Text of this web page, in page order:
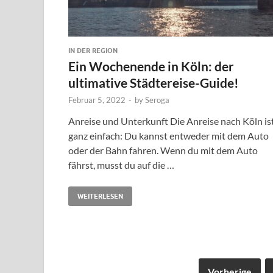
IN DER REGION
Ein Wochenende in Köln: der
ultimative Städtereise-Guide!
Februar 5, 2022 - bySeroga
Anreise und Unterkunft Die Anreise nach Köln
ganz einfach: Du kannst entweder mit dem Auto
oder der Bahn fahren. Wenn du mit dem Auto
fährst, musst du auf die …
WEITERLESEN